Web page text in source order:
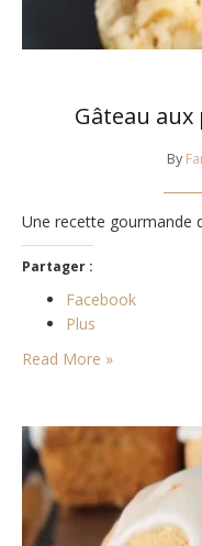
Gâteau
By
Une recette gourmande
Partager :
Facebook
Plus
Read More »